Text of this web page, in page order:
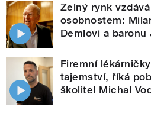
Zelný rynk
osobnostem:
Demlovi a baronu
Firemní
tajemství, říká
školitel Michal